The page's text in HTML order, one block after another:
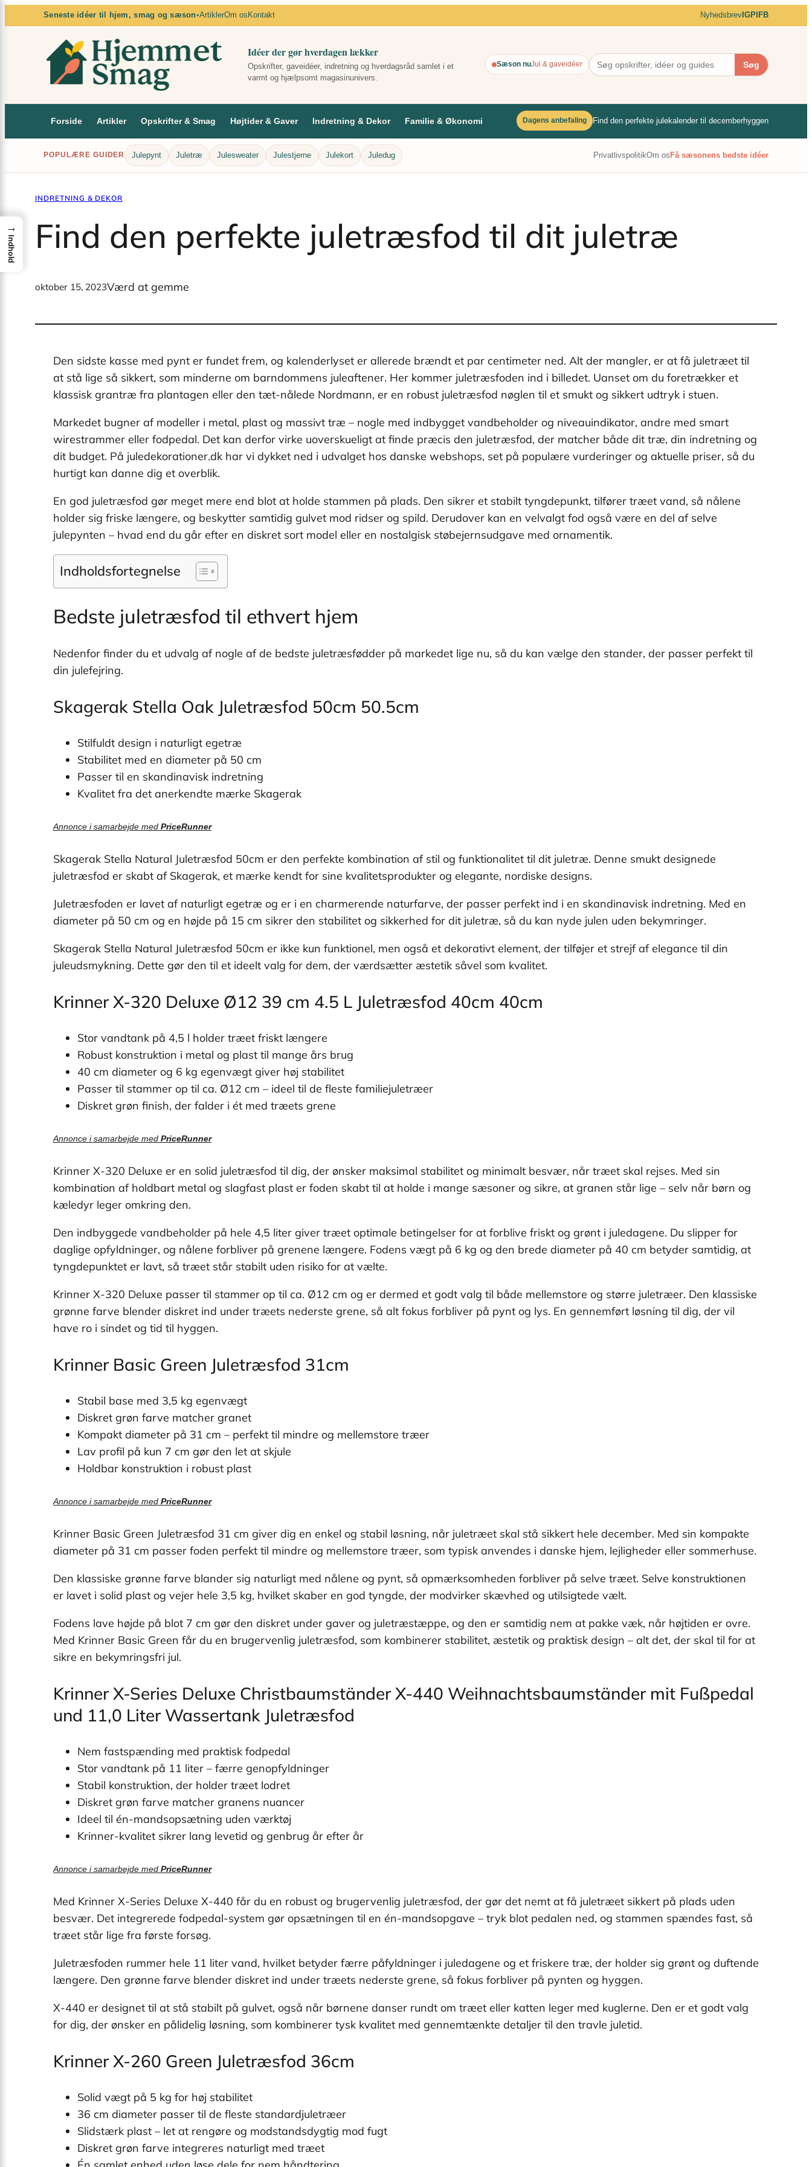
til
Seneste idéer til hjem, smag og sæson•ArtiklerOm os Kontakt Nyhedsbrev IGPI FB
Idéer der gør hverdagen lækker
Opskrifter, gaveidéer, indretning og hverdagsråd samlet i et
varmt og hjælpsomt magasinunivers.
Sæson nuJul & gaveidéer Søg
Forside Artikler Opskrifter & Smag Højtider & Gaver Indretning & Dekor Familie & Økonomi Dagens anbefaling Find den perfekte julekalender til decemberhyggen
POPULÆRE GUIDER Julepynt Juletræ Julesweater Julestjerne Julekort Juledug PrivatlivspolitikOm os Få sæsonens bedste idéer
INDRETNING & DEKOR
Find den perfekte juletræsfod til dit juletræ
oktober 15, 2023Værd at gemme
Den sidste kasse med pynt er fundet frem, og kalenderlyset er allerede brændt et par centimeter ned. Alt der mangler, er at få juletræet til
at stå lige så sikkert, som minderne om barndommens juleaftener. Her kommer juletræsfoden ind i billedet. Uanset om du foretrækker et
klassisk grantræ fra plantagen eller den tæt-nålede Nordmann, er en robust juletræsfod nøglen til et smukt og sikkert udtryk i stuen.
Markedet bugner af modeller i metal, plast og massivt træ – nogle med indbygget vandbeholder og niveauindikator, andre med smart
wirestrammer eller fodpedal. Det kan derfor virke uoverskueligt at finde præcis den juletræsfod, der matcher både dit træ, din indretning og
dit budget. På juledekorationer.dk har vi dykket ned i udvalget hos danske webshops, set på populære vurderinger og aktuelle priser, så du
hurtigt kan danne dig et overblik.
En god juletræsfod gør meget mere end blot at holde stammen på plads. Den sikrer et stabilt tyngdepunkt, tilfører træet vand, så nålene
holder sig friske længere, og beskytter samtidig gulvet mod ridser og spild. Derudover kan en velvalgt fod også være en del af selve
julepynten – hvad end du går efter en diskret sort model eller en nostalgisk støbejernsudgave med ornamentik.
Indholdsfortegnelse
Bedste juletræsfod til ethvert hjem
Nedenfor finder du et udvalg af nogle af de bedste juletræsfødder på markedet lige nu, så du kan vælge den stander, der passer perfekt til
din julefejring.
Skagerak Stella Oak Juletræsfod 50cm 50.5cm
Stilfuldt design i naturligt egetræ
Stabilitet med en diameter på 50 cm
Passer til en skandinavisk indretning
Kvalitet fra det anerkendte mærke Skagerak
Annonce i samarbejde med PriceRunner
Skagerak Stella Natural Juletræsfod 50cm er den perfekte kombination af stil og funktionalitet til dit juletræ. Denne smukt designede
juletræsfod er skabt af Skagerak, et mærke kendt for sine kvalitetsprodukter og elegante, nordiske designs.
Juletræsfoden er lavet af naturligt egetræ og er i en charmerende naturfarve, der passer perfekt ind i en skandinavisk indretning. Med en
diameter på 50 cm og en højde på 15 cm sikrer den stabilitet og sikkerhed for dit juletræ, så du kan nyde julen uden bekymringer.
Skagerak Stella Natural Juletræsfod 50cm er ikke kun funktionel, men også et dekorativt element, der tilføjer et strejf af elegance til din
juleudsmykning. Dette gør den til et ideelt valg for dem, der værdsætter æstetik såvel som kvalitet.
Krinner X-320 Deluxe Ø12 39 cm 4.5 L Juletræsfod 40cm 40cm
Stor vandtank på 4,5 l holder træet friskt længere
Robust konstruktion i metal og plast til mange års brug
40 cm diameter og 6 kg egenvægt giver høj stabilitet
Passer til stammer op til ca. Ø12 cm – ideel til de fleste familiejuletræer
Diskret grøn finish, der falder i ét med træets grene
Annonce i samarbejde med PriceRunner
Krinner X-320 Deluxe er en solid juletræsfod til dig, der ønsker maksimal stabilitet og minimalt besvær, når træet skal rejses. Med sin
kombination af holdbart metal og slagfast plast er foden skabt til at holde i mange sæsoner og sikre, at granen står lige – selv når børn og
kæledyr leger omkring den.
Den indbyggede vandbeholder på hele 4,5 liter giver træet optimale betingelser for at forblive friskt og grønt i juledagene. Du slipper for
daglige opfyldninger, og nålene forbliver på grenene længere. Fodens vægt på 6 kg og den brede diameter på 40 cm betyder samtidig, at
tyngdepunktet er lavt, så træet står stabilt uden risiko for at vælte.
Krinner X-320 Deluxe passer til stammer op til ca. Ø12 cm og er dermed et godt valg til både mellemstore og større juletræer. Den klassiske
grønne farve blender diskret ind under træets nederste grene, så alt fokus forbliver på pynt og lys. En gennemført løsning til dig, der vil
have ro i sindet og tid til hyggen.
Krinner Basic Green Juletræsfod 31cm
Stabil base med 3,5 kg egenvægt
Diskret grøn farve matcher granet
Kompakt diameter på 31 cm – perfekt til mindre og mellemstore træer
Lav profil på kun 7 cm gør den let at skjule
Holdbar konstruktion i robust plast
Annonce i samarbejde med PriceRunner
Krinner Basic Green Juletræsfod 31 cm giver dig en enkel og stabil løsning, når juletræet skal stå sikkert hele december. Med sin kompakte
diameter på 31 cm passer foden perfekt til mindre og mellemstore træer, som typisk anvendes i danske hjem, lejligheder eller sommerhuse.
Den klassiske grønne farve blander sig naturligt med nålene og pynt, så opmærksomheden forbliver på selve træet. Selve konstruktionen
er lavet i solid plast og vejer hele 3,5 kg, hvilket skaber en god tyngde, der modvirker skævhed og utilsigtede vælt.
Fodens lave højde på blot 7 cm gør den diskret under gaver og juletræstæppe, og den er samtidig nem at pakke væk, når højtiden er ovre.
Med Krinner Basic Green får du en brugervenlig juletræsfod, som kombinerer stabilitet, æstetik og praktisk design – alt det, der skal til for at
sikre en bekymringsfri jul.
Krinner X-Series Deluxe Christbaumständer X-440 Weihnachtsbaumständer mit Fußpedal
und 11,0 Liter Wassertank Juletræsfod
Nem fastspænding med praktisk fodpedal
Stor vandtank på 11 liter – færre genopfyldninger
Stabil konstruktion, der holder træet lodret
Diskret grøn farve matcher granens nuancer
Ideel til én-mandsopsætning uden værktøj
Krinner-kvalitet sikrer lang levetid og genbrug år efter år
Annonce i samarbejde med PriceRunner
Med Krinner X-Series Deluxe X-440 får du en robust og brugervenlig juletræsfod, der gør det nemt at få juletræet sikkert på plads uden
besvær. Det integrerede fodpedal-system gør opsætningen til en én-mandsopgave – tryk blot pedalen ned, og stammen spændes fast, så
træet står lige fra første forsøg.
Juletræsfoden rummer hele 11 liter vand, hvilket betyder færre påfyldninger i juledagene og et friskere træ, der holder sig grønt og duftende
længere. Den grønne farve blender diskret ind under træets nederste grene, så fokus forbliver på pynten og hyggen.
X-440 er designet til at stå stabilt på gulvet, også når børnene danser rundt om træet eller katten leger med kuglerne. Den er et godt valg
for dig, der ønsker en pålidelig løsning, som kombinerer tysk kvalitet med gennemtænkte detaljer til den travle juletid.
Krinner X-260 Green Juletræsfod 36cm
Solid vægt på 5 kg for høj stabilitet
36 cm diameter passer til de fleste standardjuletræer
Slidstærk plast – let at rengøre og modstandsdygtig mod fugt
Diskret grøn farve integreres naturligt med træet
→
Indhold